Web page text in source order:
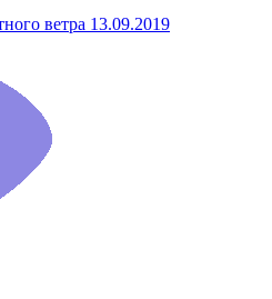
ветра 13.09.2019